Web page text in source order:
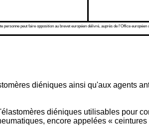
personne peut faire opposition au brevet européen délivré, auprès de l'Office
diéniques ainsi qu'aux agents
diéniques utilisables pour
encore appelées « ceintures